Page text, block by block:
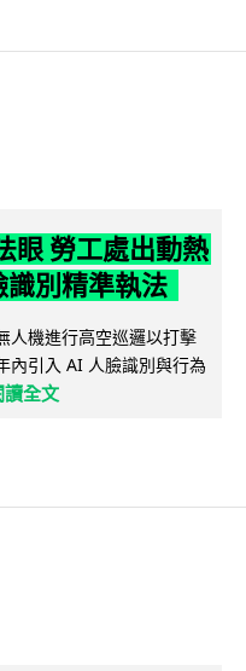
眼 勞工處出動熱
識別精準執法
人機進行高空巡邏以打擊
內引入 AI 人臉識別與行為
讀全文